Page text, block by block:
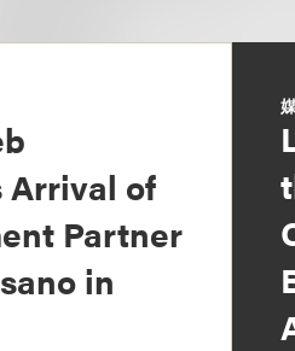
Arrival of
Partner
in